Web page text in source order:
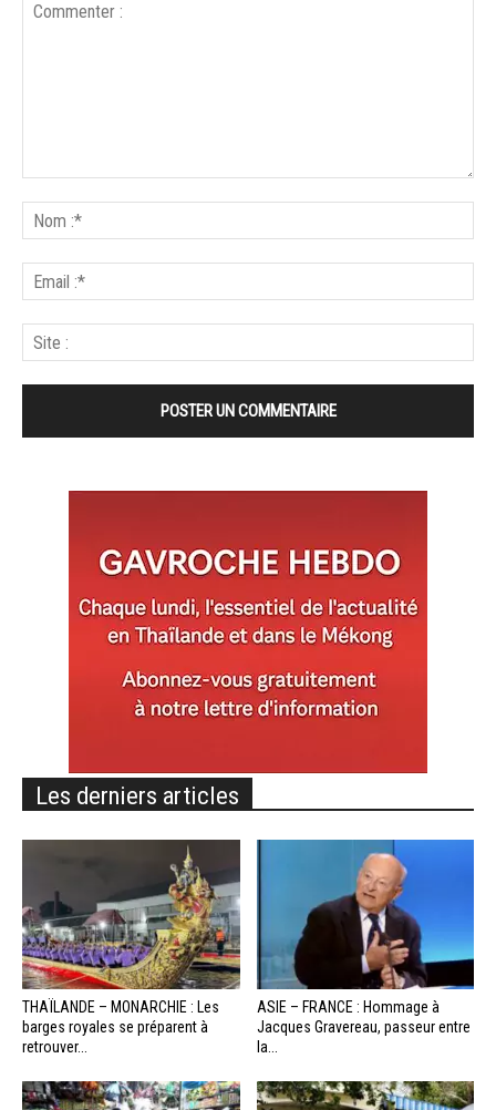
Les derniers articles
THAÏLANDE – MONARCHIE : Les
barges royales se préparent à
retrouver...
ASIE – FRANCE : Hommage à
Jacques Gravereau, passeur entre
la...